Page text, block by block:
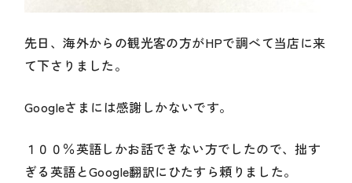
先日、海外からの観光客の方がHPで調べて当店に来
て下さりました。
Googleさまには感謝しかないです。
１００％英語しかお話できない方でしたので、拙す
ぎる英語とGoogle翻訳にひたすら頼りました。